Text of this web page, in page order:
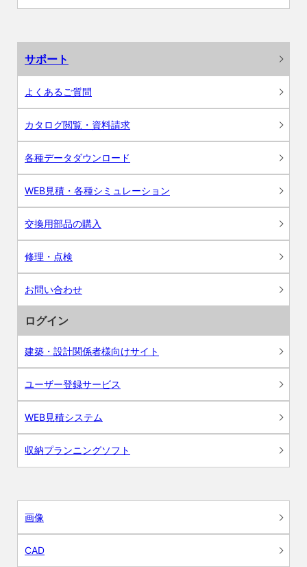
サポート
よくあるご質問
カタログ閲覧・資料請求
各種データダウンロード
WEB見積・各種シミュレーション
交換用部品の購入
修理・点検
お問い合わせ
ログイン
建築・設計関係者様向けサイト
ユーザー登録サービス
WEB見積システム
収納プランニングソフト
画像
CAD